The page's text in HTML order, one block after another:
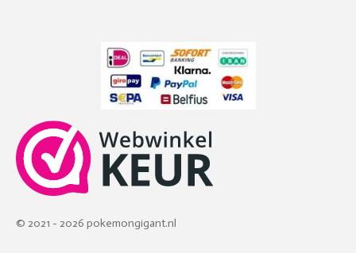
© 2021 - 2026 pokemongigant.nl